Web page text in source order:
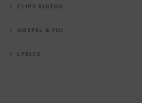
CLIPS VIDÉOS
GOSPEL & FOI
LYRICS